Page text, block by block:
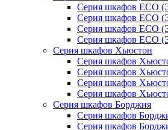
Серия шкафов ECO
Серия шкафов ECO
Серия шкафов ECO
Серия шкафов ECO
Серия шкафов Хьюстон
Серия шкафов
Серия шкафов
Серия шкафов
Серия шкафов
Серия шкафов Борджия
Серия шкафов
Серия шкафов